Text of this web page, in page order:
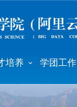
培养 学团工作